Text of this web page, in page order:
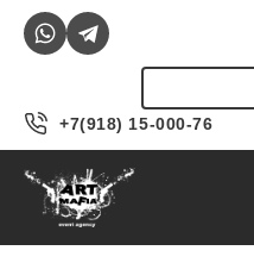
Форма поиска
+7(918) 15-000-76